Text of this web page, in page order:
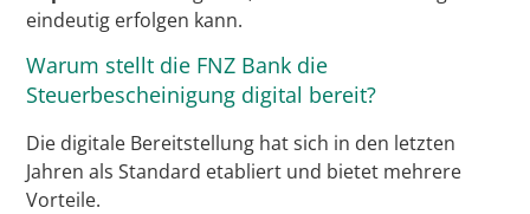
eindeutig erfolgen kann.
Warum stellt die FNZ Bank die
Steuerbescheinigung digital bereit?
Die digitale Bereitstellung hat sich in den letzten
Jahren als Standard etabliert und bietet mehrere
Vorteile.